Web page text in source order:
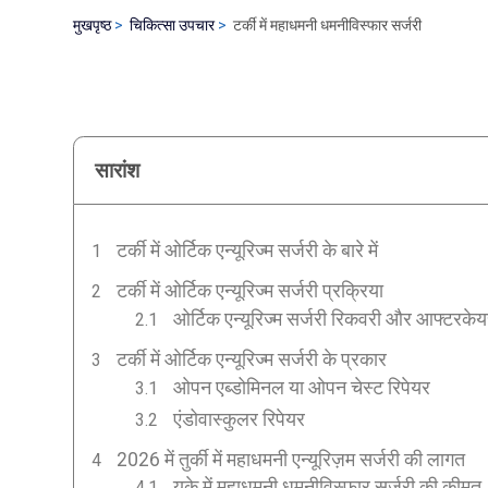
मुखपृष्ठ चिकित्सा उपचार टर्की में महाधमनी धमनीविस्फार सर्जरी
सारांश
टर्की में ओर्टिक एन्यूरिज्म सर्जरी के बारे में
टर्की में ओर्टिक एन्यूरिज्म सर्जरी प्रक्रिया
ओर्टिक एन्यूरिज्म सर्जरी रिकवरी और
टर्की में ओर्टिक एन्यूरिज्म सर्जरी के प्रकार
ओपन एब्डोमिनल या ओपन चेस्ट रिपेयर
एंडोवास्कुलर रिपेयर
2026 में तुर्की में महाधमनी एन्यूरिज़म सर्जरी की लागत